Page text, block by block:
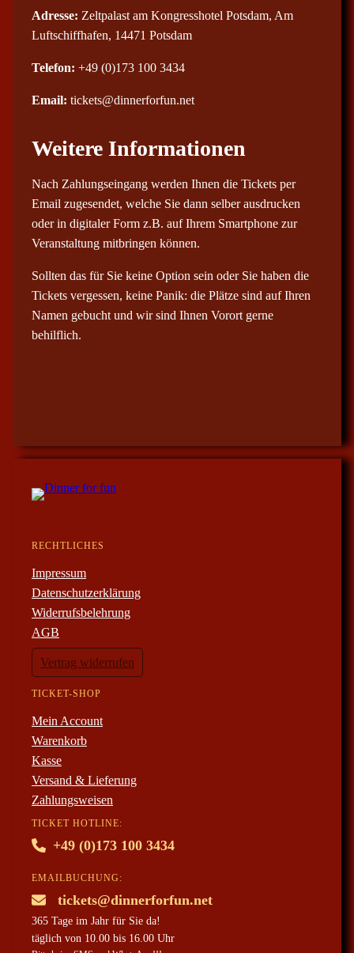
Adresse: Zeltpalast am Kongresshotel Potsdam, Am
Luftschiffhafen, 14471 Potsdam
Telefon: +49 (0)173 100 3434
Email: tickets@dinnerforfun.net
Weitere Informationen
Nach Zahlungseingang werden Ihnen die Tickets per
Email zugesendet, welche Sie dann selber ausdrucken
oder in digitaler Form z.B. auf Ihrem Smartphone zur
Veranstaltung mitbringen können.
Sollten das für Sie keine Option sein oder Sie haben die
Tickets vergessen, keine Panik: die Plätze sind auf Ihren
Namen gebucht und wir sind Ihnen Vorort gerne
behilflich.
RECHTLICHES
Impressum
Datenschutzerklärung
Widerrufsbelehrung
AGB
Vertrag widerrufen
TICKET-SHOP
Mein Account
Warenkorb
Kasse
Versand & Lieferung
Zahlungsweisen
TICKET HOTLINE:
+49 (0)173 100 3434
EMAILBUCHUNG:
tickets@dinnerforfun.net
365 Tage im Jahr für Sie da!
täglich von 10.00 bis 16.00 Uhr